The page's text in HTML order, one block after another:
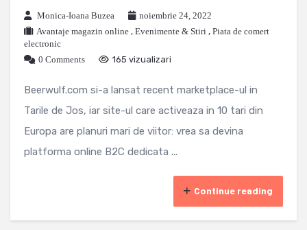
Monica-Ioana Buzea
noiembrie 24, 2022
Avantaje magazin online , Evenimente & Stiri , Piata de comert
electronic
0 Comments
165 vizualizari
Beerwulf.com si-a lansat recent marketplace-ul in
Tarile de Jos, iar site-ul care activeaza in 10 tari din
Europa are planuri mari de viitor: vrea sa devina
platforma online B2C dedicata ...
Continue reading